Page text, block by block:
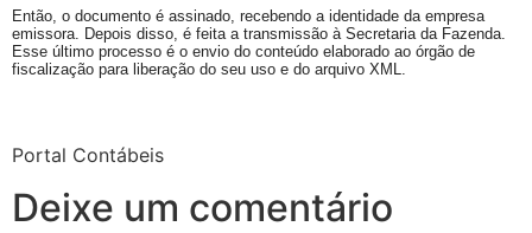
Então, o documento é assinado, recebendo a identidade da empresa
emissora. Depois disso, é feita a transmissão à Secretaria da Fazenda.
Esse último processo é o envio do conteúdo elaborado ao órgão de
fiscalização para liberação do seu uso e do arquivo XML.
Portal Contábeis
Deixe um comentário